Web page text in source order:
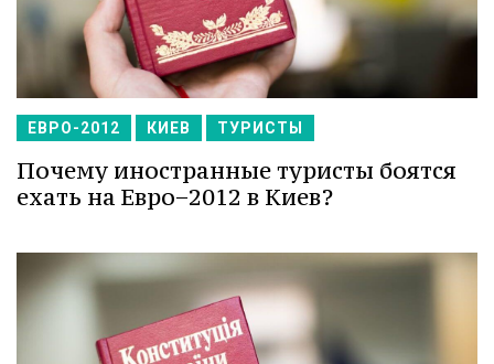
ЕВРО-2012 КИЕВ ТУРИСТЫ
Почему иностранные туристы боятся
ехать на Евро−2012 в Киев?